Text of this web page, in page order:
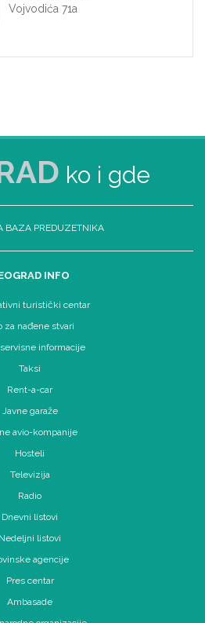
Vojvodića 71a
ko i gde
BAZA PREDUZETNIKA
INFO
turistički centar
za nađene stvari
informacije
Taksi
Rent-a-car
Javne garaže
avio-kompanije
Hosteli
Televizija
Radio
Dnevni listovi
Nedeljni listovi
agencije
Pres centar
Ambasade